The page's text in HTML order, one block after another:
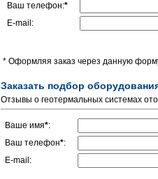
Ваш телефон:*
E-mail:
* Оформляя заказ через данную
Заказать подбор
Отзывы о геотермальных системах
Ваше имя*:
Ваш телефон*:
E-mail: